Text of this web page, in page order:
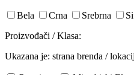
Bela Crna Srebrna
Proizvođači / Klasa:
Ukazana je: strana brenda /